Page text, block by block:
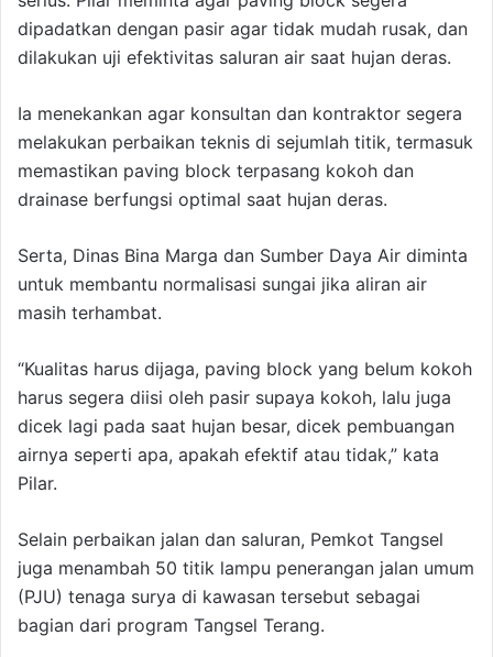
dipadatkan dengan pasir agar tidak mudah rusak, dan
dilakukan uji efektivitas saluran air saat hujan deras.
Ia menekankan agar konsultan dan kontraktor segera
melakukan perbaikan teknis di sejumlah titik, termasuk
memastikan paving block terpasang kokoh dan
drainase berfungsi optimal saat hujan deras.
Serta, Dinas Bina Marga dan Sumber Daya Air diminta
untuk membantu normalisasi sungai jika aliran air
masih terhambat.
“Kualitas harus dijaga, paving block yang belum kokoh
harus segera diisi oleh pasir supaya kokoh, lalu juga
dicek lagi pada saat hujan besar, dicek pembuangan
airnya seperti apa, apakah efektif atau tidak,” kata
Pilar.
Selain perbaikan jalan dan saluran, Pemkot Tangsel
juga menambah 50 titik lampu penerangan jalan umum
(PJU) tenaga surya di kawasan tersebut sebagai
bagian dari program Tangsel Terang.